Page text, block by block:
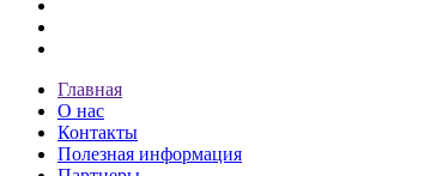
Главная
О нас
Контакты
Полезная информация